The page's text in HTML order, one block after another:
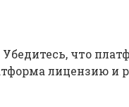
что
лицензию и